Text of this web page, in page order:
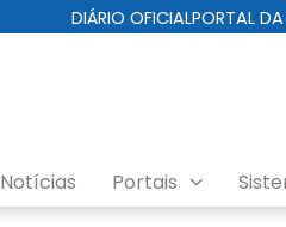
DIÁRIO OFICIALPORTAL
Notícias Portais